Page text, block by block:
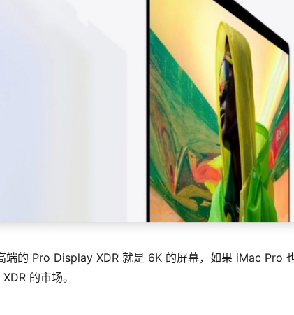
端的 Pro Display XDR 就是 6K 的屏幕，如果 iMac Pro
的市场。